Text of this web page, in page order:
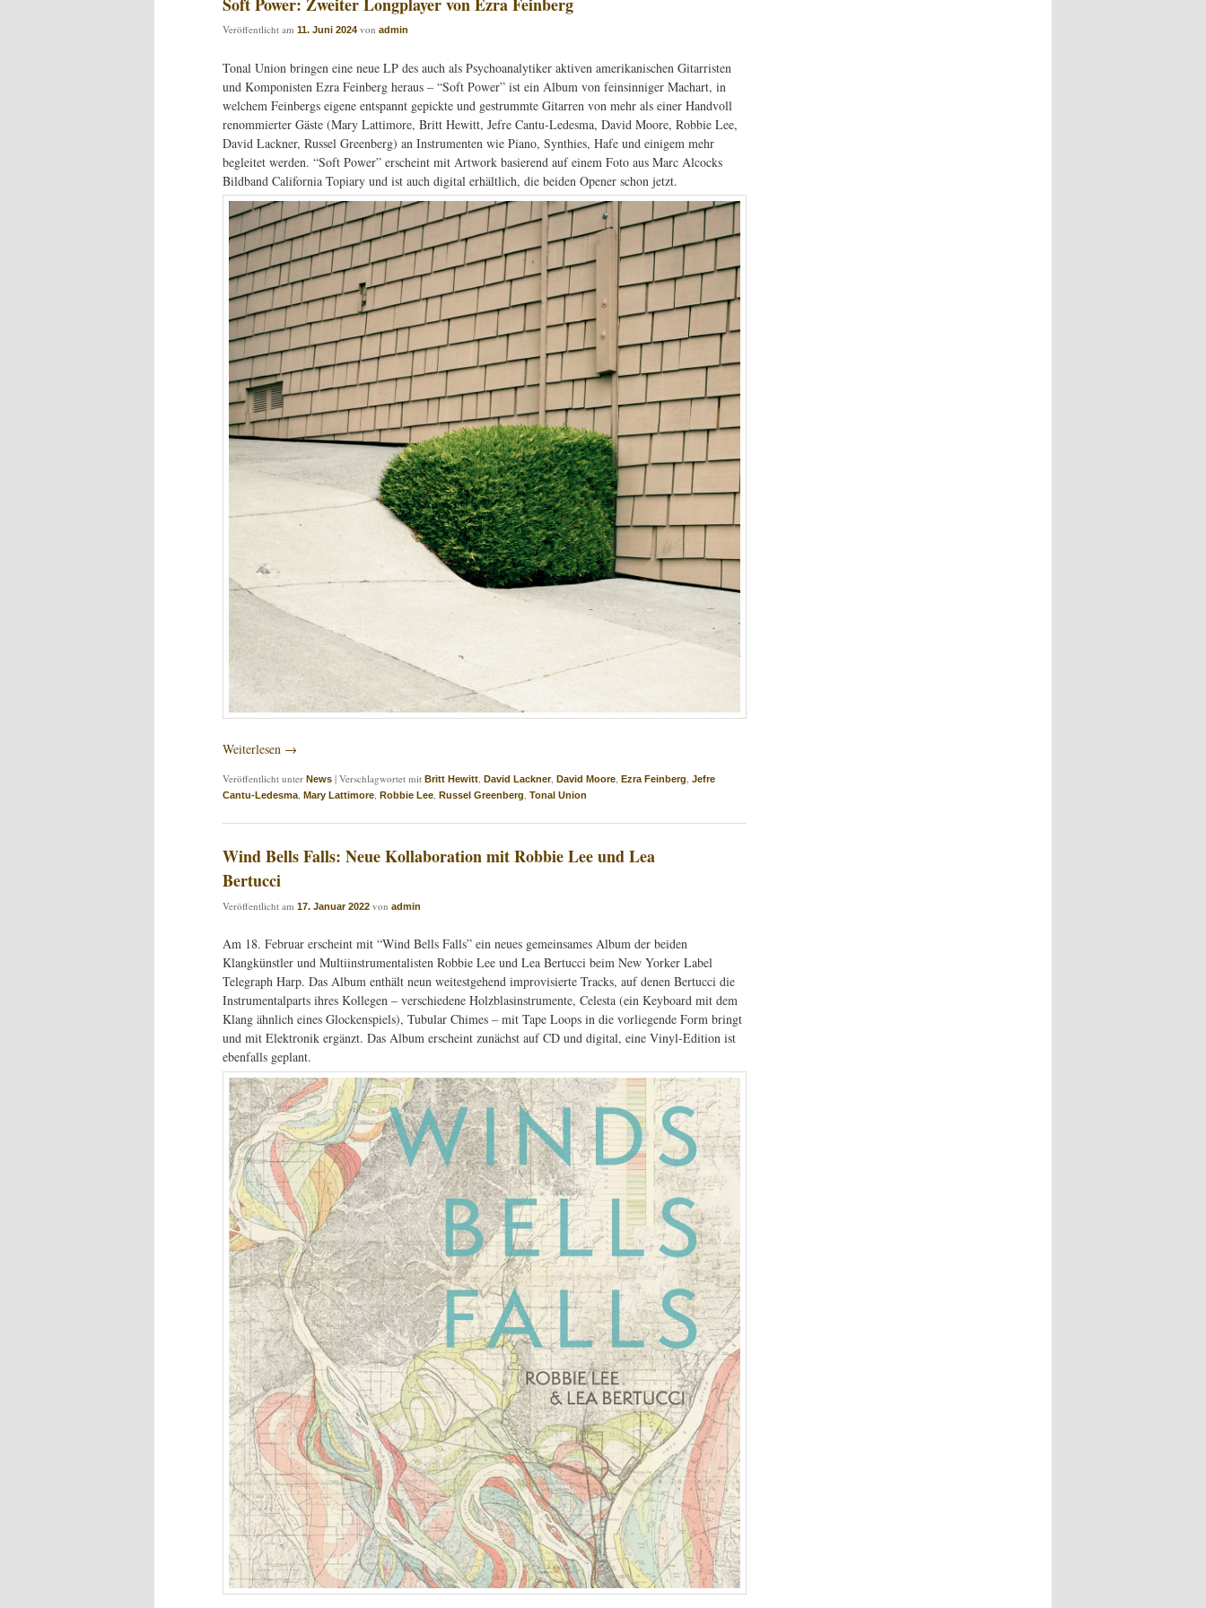
Veröffentlicht am 11. Juni 2024 von admin
Tonal Union bringen eine neue LP des auch als Psychoanalytiker aktiven amerikanischen Gitarristen
und Komponisten Ezra Feinberg heraus – “Soft Power” ist ein Album von feinsinniger Machart, in
welchem Feinbergs eigene entspannt gepickte und gestrummte Gitarren von mehr als einer Handvoll
renommierter Gäste (Mary Lattimore, Britt Hewitt, Jefre Cantu-Ledesma, David Moore, Robbie Lee,
David Lackner, Russel Greenberg) an Instrumenten wie Piano, Synthies, Hafe und einigem mehr
begleitet werden. “Soft Power” erscheint mit Artwork basierend auf einem Foto aus Marc Alcocks
Bildband California Topiary und ist auch digital erhältlich, die beiden Opener schon jetzt.
Weiterlesen →
Veröffentlicht unter News | Verschlagwortet mit Britt Hewitt David Lackner, David Moore Ezra Feinberg Jefre
Cantu-Ledesma Mary Lattimore Robbie Lee Russel Greenberg Tonal Union
Wind Bells Falls: Neue Kollaboration mit Robbie Lee und Lea
Bertucci
Veröffentlicht am 17. Januar 2022 von admin
Am 18. Februar erscheint mit “Wind Bells Falls” ein neues gemeinsames Album der beiden
Klangkünstler und Multiinstrumentalisten Robbie Lee und Lea Bertucci beim New Yorker Label
Telegraph Harp. Das Album enthält neun weitestgehend improvisierte Tracks, auf denen Bertucci die
Instrumentalparts ihres Kollegen – verschiedene Holzblasinstrumente, Celesta (ein Keyboard mit dem
Klang ähnlich eines Glockenspiels), Tubular Chimes – mit Tape Loops in die vorliegende Form bringt
und mit Elektronik ergänzt. Das Album erscheint zunächst auf CD und digital, eine Vinyl-Edition ist
ebenfalls geplant.